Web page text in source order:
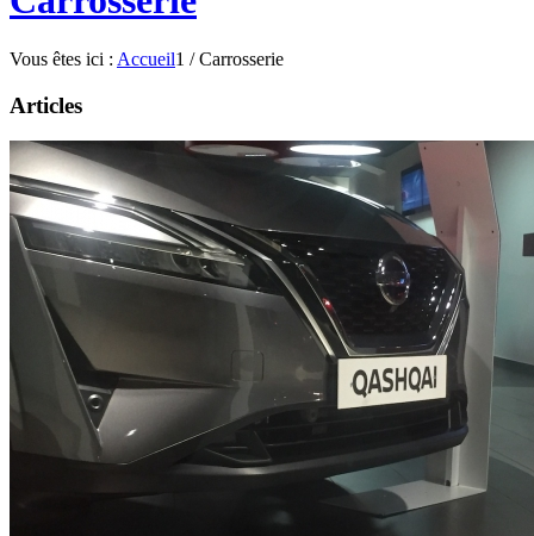
Vous êtes ici : Accueil1 / Carrosserie
Articles